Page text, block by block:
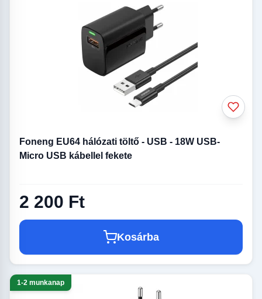
Foneng EU64 hálózati töltő - USB - 18W USB-
Micro USB kábellel fekete
2 200 Ft
Kosárba
1-2 munkanap